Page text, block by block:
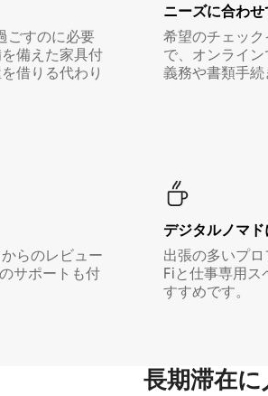
ごすのに必要
備えた家具付
借りる代わり
ニーズに合わ
希望のチェッ
で、オンライ
義務や書類手
らのレビュー
サポートも付
デジタルノマ
出張の多いプ
Fiと仕事専用ス
すすめです。
長期滞在